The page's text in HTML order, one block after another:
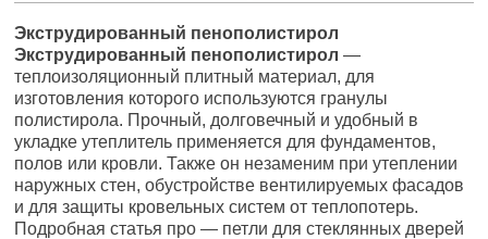
Экструдированный пенополистирол
Экструдированный пенополистирол —
теплоизоляционный плитный материал, для
изготовления которого используются гранулы
полистирола. Прочный, долговечный и удобный в
укладке утеплитель применяется для фундаментов,
полов или кровли. Также он незаменим при утеплении
наружных стен, обустройстве вентилируемых фасадов
и для защиты кровельных систем от теплопотерь.
Подробная статья про — петли для стеклянных дверей